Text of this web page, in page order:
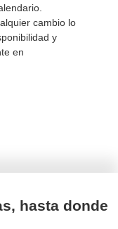
cambio lo
y
en
hasta donde